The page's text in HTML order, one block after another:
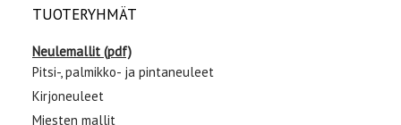
TUOTERYHMÄT
Neulemallit (pdf)
Pitsi-, palmikko- ja pintaneuleet
Kirjoneuleet
Miesten mallit